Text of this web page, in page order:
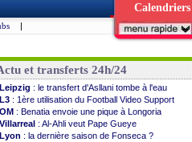
Calendriers
|
et transferts 24h/24
Leipzig : le transfert d'Asllani tombe à l'eau
L3 : 1ère utilisation du Football Video Support
OM : Benatia envoie une pique à Longoria
Villarreal : Al-Ahli veut Pape Gueye
Lyon : la dernière saison de Fonseca ?